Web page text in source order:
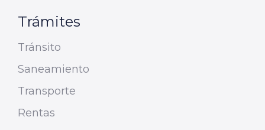
Trámites
Tránsito
Saneamiento
Transporte
Rentas